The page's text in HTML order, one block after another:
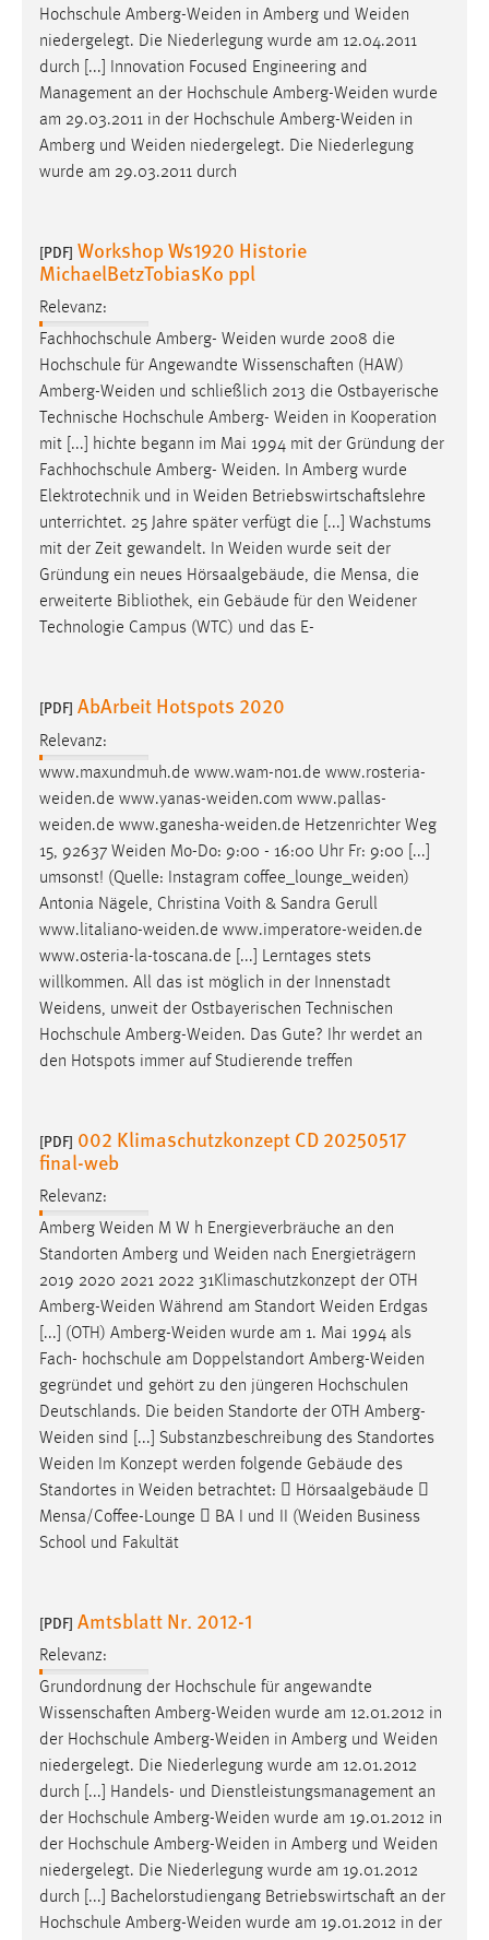
Hochschule Amberg-Weiden in Amberg und Weiden
niedergelegt. Die Niederlegung wurde am 12.04.2011
durch [...] Innovation Focused Engineering and
Management an der Hochschule Amberg-Weiden wurde
am 29.03.2011 in der Hochschule Amberg-Weiden in
Amberg und Weiden niedergelegt. Die Niederlegung
wurde am 29.03.2011 durch
[PDF] Workshop Ws1920 Historie
MichaelBetzTobiasKo ppl
Relevanz:
Fachhochschule Amberg- Weiden wurde 2008 die
Hochschule für Angewandte Wissenschaften (HAW)
Amberg-Weiden und schließlich 2013 die Ostbayerische
Technische Hochschule Amberg- Weiden in Kooperation
mit [...] hichte begann im Mai 1994 mit der Gründung der
Fachhochschule Amberg- Weiden. In Amberg wurde
Elektrotechnik und in Weiden Betriebswirtschaftslehre
unterrichtet. 25 Jahre später verfügt die [...] Wachstums
mit der Zeit gewandelt. In Weiden wurde seit der
Gründung ein neues Hörsaalgebäude, die Mensa, die
erweiterte Bibliothek, ein Gebäude für den Weidener
Technologie Campus (WTC) und das E-
[PDF] AbArbeit Hotspots 2020
Relevanz:
www.maxundmuh.de www.wam-no1.de www.rosteria-
weiden.de www.yanas-weiden.com www.pallas-
weiden.de www.ganesha-weiden.de Hetzenrichter Weg
15, 92637 Weiden Mo-Do: 9:00 - 16:00 Uhr Fr: 9:00 [...]
umsonst! (Quelle: Instagram coffee_lounge_weiden)
Antonia Nägele, Christina Voith & Sandra Gerull
www.litaliano-weiden.de www.imperatore-weiden.de
www.osteria-la-toscana.de [...] Lerntages stets
willkommen. All das ist möglich in der Innenstadt
Weidens, unweit der Ostbayerischen Technischen
Hochschule Amberg-Weiden. Das Gute? Ihr werdet an
den Hotspots immer auf Studierende treffen
[PDF] 002 Klimaschutzkonzept CD 20250517
final-web
Relevanz:
Amberg Weiden M W h Energieverbräuche an den
Standorten Amberg und Weiden nach Energieträgern
2019 2020 2021 2022 31Klimaschutzkonzept der OTH
Amberg-Weiden Während am Standort Weiden Erdgas
[...] (OTH) Amberg-Weiden wurde am 1. Mai 1994 als
Fach- hochschule am Doppelstandort Amberg-Weiden
gegründet und gehört zu den jüngeren Hochschulen
Deutschlands. Die beiden Standorte der OTH Amberg-
Weiden sind [...] Substanzbeschreibung des Standortes
Weiden Im Konzept werden folgende Gebäude des
Standortes in Weiden betrachtet:  Hörsaalgebäude 
Mensa/Coffee-Lounge  BA I und II (Weiden Business
School und Fakultät
[PDF] Amtsblatt Nr. 2012-1
Relevanz:
Grundordnung der Hochschule für angewandte
Wissenschaften Amberg-Weiden wurde am 12.01.2012 in
der Hochschule Amberg-Weiden in Amberg und Weiden
niedergelegt. Die Niederlegung wurde am 12.01.2012
durch [...] Handels- und Dienstleistungsmanagement an
der Hochschule Amberg-Weiden wurde am 19.01.2012 in
der Hochschule Amberg-Weiden in Amberg und Weiden
niedergelegt. Die Niederlegung wurde am 19.01.2012
durch [...] Bachelorstudiengang Betriebswirtschaft an der
Hochschule Amberg-Weiden wurde am 19.01.2012 in der